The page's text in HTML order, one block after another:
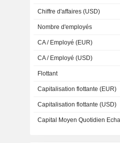
Chiffre d'affaires (USD)
Nombre d'employés
CA / Employé (EUR)
CA / Employé (USD)
Flottant
Capitalisation flottante (EUR)
Capitalisation flottante (USD)
Capital Moyen Quotidien